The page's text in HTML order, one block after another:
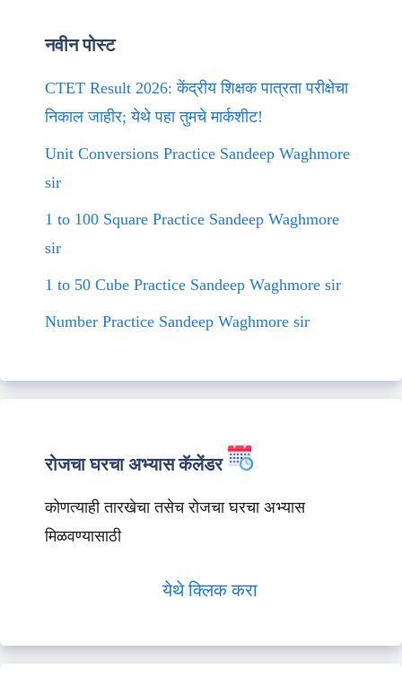
नवीन पोस्ट
CTET Result 2026: केंद्रीय शिक्षक पात्रता परीक्षेचा
निकाल जाहीर; येथे पहा तुमचे मार्कशीट!
Unit Conversions Practice Sandeep Waghmore
sir
1 to 100 Square Practice Sandeep Waghmore
sir
1 to 50 Cube Practice Sandeep Waghmore sir
Number Practice Sandeep Waghmore sir
रोजचा घरचा अभ्यास कॅलेंडर
कोणत्याही तारखेचा तसेच रोजचा घरचा अभ्यास
मिळवण्यासाठी
येथे क्लिक करा